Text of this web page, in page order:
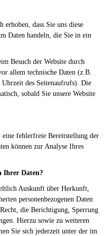
erhoben, dass Sie uns diese
Daten handeln, die Sie in ein
Besuch der Website durch
allem technische Daten (z.B.
Uhrzeit des Seitenaufrufs). Die
sobald Sie unsere Website
fehlerfreie Bereitstellung der
können zur Analyse Ihres
Ihrer Daten?
Auskunft über Herkunft,
personenbezogenen Daten
die Berichtigung, Sperrung
Hierzu sowie zu weiteren
Sie sich jederzeit unter der im